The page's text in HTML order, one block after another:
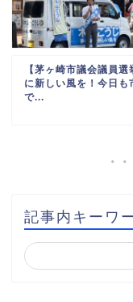
【茅ヶ崎市議会議員
に新しい風を！今日も
で...
記事内キーワ